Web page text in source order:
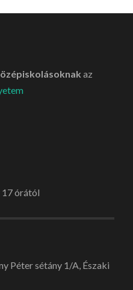
az
órától
Péter sétány 1/A, Északi